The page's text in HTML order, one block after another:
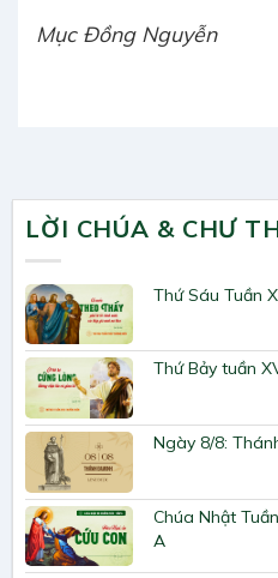
Mục Đồng Nguyễn
LỜI CHÚA & CHƯ
Thứ Sáu Tuần
Thứ Bảy tuần
Ngày 8/8:
Chúa Nhật
A